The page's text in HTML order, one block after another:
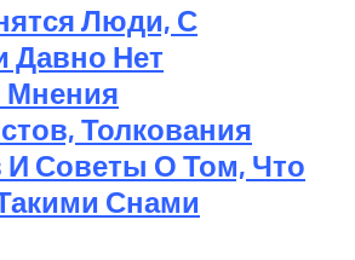
Люди, С
Давно Нет
Толкования
И Советы О Том, Что
Снами